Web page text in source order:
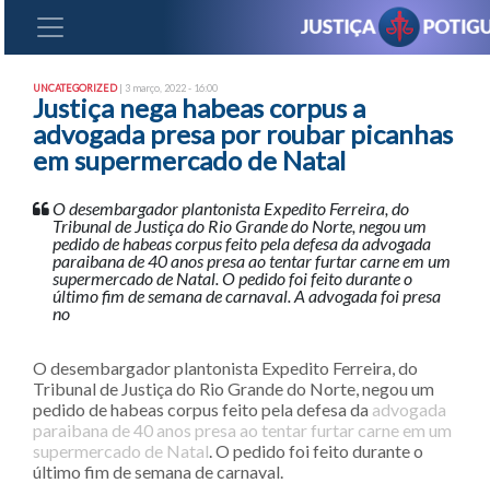
UNCATEGORIZED| 3 março, 2022 - 16:00
Justiça nega habeas corpus a
advogada presa por roubar picanhas
em supermercado de Natal
O desembargador plantonista Expedito Ferreira, do
Tribunal de Justiça do Rio Grande do Norte, negou um
pedido de habeas corpus feito pela defesa da advogada
paraibana de 40 anos presa ao tentar furtar carne em um
supermercado de Natal. O pedido foi feito durante o
último fim de semana de carnaval. A advogada foi presa
no
O desembargador plantonista Expedito Ferreira, do
Tribunal de Justiça do Rio Grande do Norte, negou um
pedido de habeas corpus feito pela defesa da advogada
paraibana de 40 anos presa ao tentar furtar carne em um
supermercado de Natal. O pedido foi feito durante o
último fim de semana de carnaval.